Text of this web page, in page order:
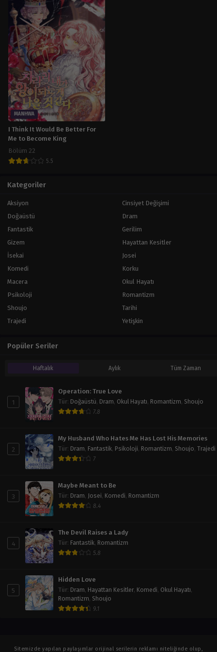
Mart 28, 2024
MANHWA
I Think It Would Be Better For
Me to Become King
Bölüm 22
5.5
Kategoriler
Aksiyon
Cinsiyet Değişimi
Doğaüstü
Dram
Fantastik
Gerilim
Gizem
Hayattan Kesitler
İsekai
Josei
Komedi
Korku
Macera
Okul Hayatı
Psikoloji
Romantizm
Shoujo
Tarihi
Trajedi
Yetişkin
Popüler Seriler
Haftalık Aylık Tüm Zaman
1
Operation: True Love
Tür: Doğaüstü, Dram, Okul Hayatı, Romantizm, Shoujo
7.8
2
My Husband Who Hates Me Has Lost His Memories
Tür: Dram, Fantastik, Psikoloji, Romantizm, Shoujo, Trajedi
7
3
Maybe Meant to Be
Tür: Dram, Josei, Komedi, Romantizm
8.4
4
The Devil Raises a Lady
Tür: Fantastik, Romantizm
5.8
5
Hidden Love
Tür: Dram, Hayattan Kesitler, Komedi, Okul Hayatı,
Romantizm, Shoujo
9.1
Sitemizde yapılan paylaşımlar orijinal serilerin reklamı niteliğinde olup,